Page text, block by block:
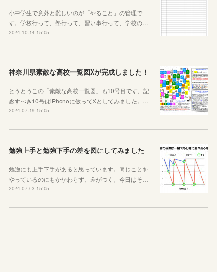
小中学生で意外と難しいのが「やること」の管理で
す。学校行って、塾行って、習い事行って、学校の…
2024.10.14 15:05
神奈川県素敵な高校一覧図Xが完成しました！
とうとうこの「素敵な高校一覧図」も10号目です。記
念すべき10号はiPhoneに倣ってXとしてみました。…
2024.07.19 15:05
勉強上手と勉強下手の差を図にしてみました
勉強にも上手下手があると思っています。同じことを
やっているのにもかかわらず、差がつく。今日はそ…
2024.07.03 15:05